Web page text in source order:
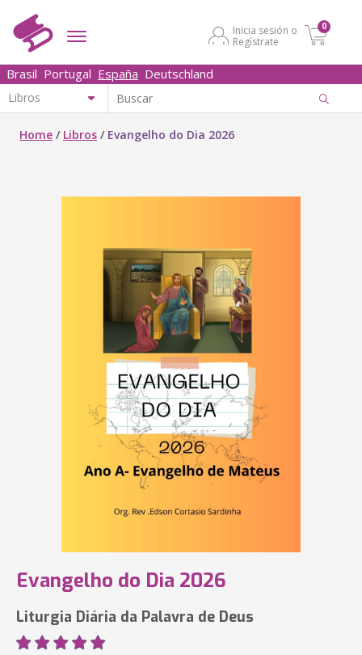
Inicia sesión o
Regístrate
0
Brasil Portugal España Deutschland
Home / Libros / Evangelho do Dia 2026
Evangelho do Dia 2026
Liturgia Diária da Palavra de Deus